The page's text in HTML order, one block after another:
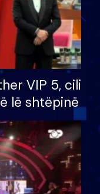
VIP 5, cili
lë shtëpinë